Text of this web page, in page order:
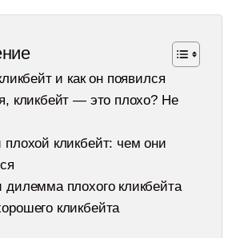
и как он появился
кликбейт — это плохо? Не
кликбейт: чем они
плохого кликбейта
кликбейта